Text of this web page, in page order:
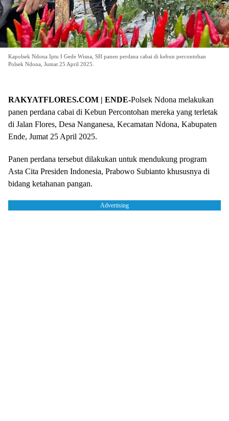
Kapolsek Ndona Iptu I Gede Wisna, SH panen perdana cabai di kebun percontohan
Polsek Ndona, Jumat 25 April 2025.
RAKYATFLORES.COM | ENDE-Polsek Ndona melakukan
panen perdana cabai di Kebun Percontohan mereka yang terletak
di Jalan Flores, Desa Nanganesa, Kecamatan Ndona, Kabupaten
Ende, Jumat 25 April 2025.
Panen perdana tersebut dilakukan untuk mendukung program
Asta Cita Presiden Indonesia, Prabowo Subianto khususnya di
bidang ketahanan pangan.
Advertising